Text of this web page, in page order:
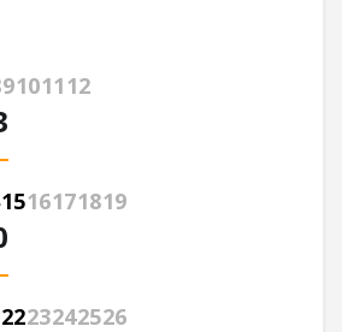
9101112
1516171819
2223242526